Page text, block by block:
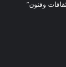
وفنون”